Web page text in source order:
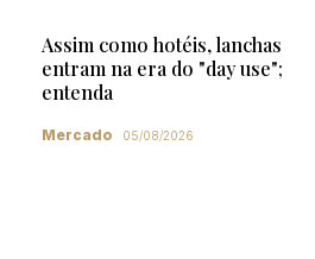
Assim como hotéis, lanchas
entram na era do "day use";
entenda
Mercado 05/08/2026